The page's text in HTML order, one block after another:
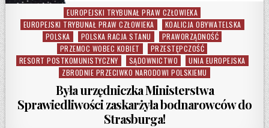
Posted in
EUROPEJSKI TRYBUNAŁ PRAW CZŁOWIEKA
EUROPEJSKI TRYBUNAŁ PRAW CZŁOWIEKA
KOALICJA OBYWATELSKA
POLSKA
POLSKA RACJA STANU
PRAWORZĄDNOŚĆ
PRZEMOC WOBEC KOBIET
PRZESTĘPCZOŚĆ
RESORT POSTKOMUNISTYCZNY
SĄDOWNICTWO
UNIA EUROPEJSKA
ZBRODNIE PRZECIWKO NARODOWI POLSKIEMU
Była urzędniczka Ministerstwa
Sprawiedliwości zaskarżyła bodnarowców do
Strasburga!